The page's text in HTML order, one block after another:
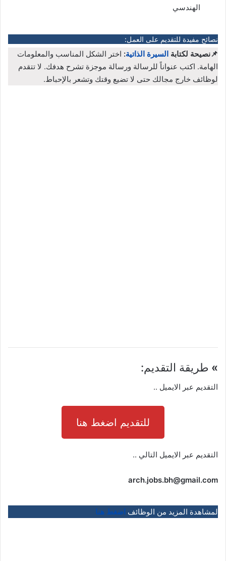
الهندسي
نصائح مفيدة للتقديم على العمل:
📌نصيحة لكتابة السيرة الذاتية: اختر الشكل المناسب والمعلومات
الهامة. اكتب عنواناً للرسالة ورسالة موجزة تشرح هدفك. لا تتقدم
لوظائف خارج مجالك حتى لا تضيع وقتك وتشعر بالإحباط.
» طريقة التقديم:
التقديم عبر الايميل ..
للتقديم اضغط هنا
التقديم عبر الايميل التالي ..
arch.jobs.bh@gmail.com
لمشاهدة المزيد من الوظائف اضغط هنا